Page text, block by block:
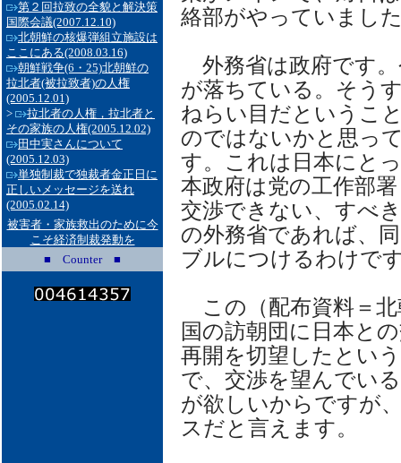
第２回拉致の全貌と解決策
国際会議(2007.12.10)
北朝鮮の核爆弾組立施設は
ここにある(2008.03.16)
朝鮮戦争(6・25)北朝鮮の
拉北者(被拉致者)の人権
(2005.12.01)
>
拉北者の人権，拉北者と
その家族の人権(2005.12.02)
田中実さんについて
(2005.12.03)
単独制裁で独裁者金正日に
正しいメッセージを送れ
(2005.02.14)
被害者・家族救出のために今
こそ経済制裁発動を
■ Counter ■
絡部がやっていまし
外務省は政府です
が落ちている。そう
ねらい目だというこ
のではないかと思っ
す。これは日本にと
本政府は党の工作部
交渉できない、すべ
の外務省であれば、
ブルにつけるわけで
この（配布資料＝北
国の訪朝団に日本と
再開を切望したとい
で、交渉を望んでい
が欲しいからですが
スだと言えます。